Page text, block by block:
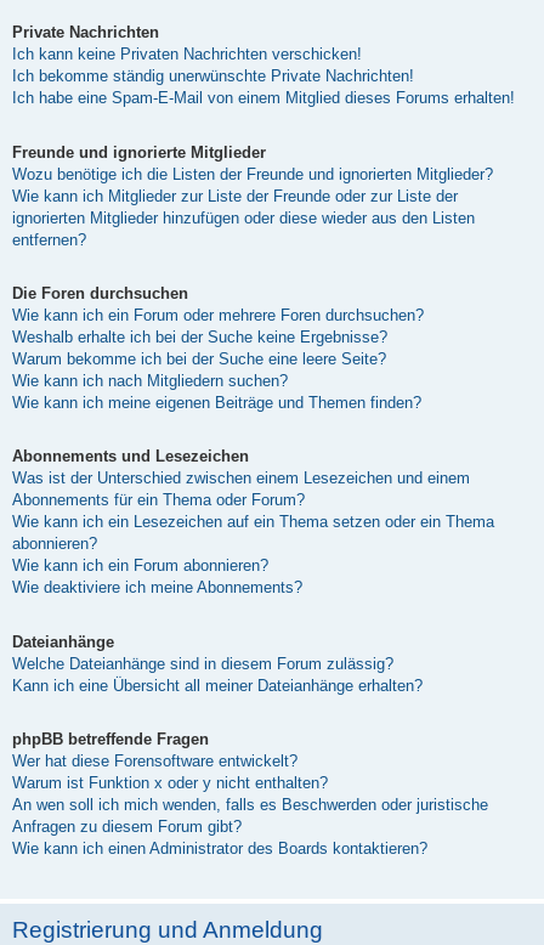
Private Nachrichten
Ich kann keine Privaten Nachrichten verschicken!
Ich bekomme ständig unerwünschte Private Nachrichten!
Ich habe eine Spam-E-Mail von einem Mitglied dieses Forums erhalten!
Freunde und ignorierte Mitglieder
Wozu benötige ich die Listen der Freunde und ignorierten Mitglieder?
Wie kann ich Mitglieder zur Liste der Freunde oder zur Liste der
ignorierten Mitglieder hinzufügen oder diese wieder aus den Listen
entfernen?
Die Foren durchsuchen
Wie kann ich ein Forum oder mehrere Foren durchsuchen?
Weshalb erhalte ich bei der Suche keine Ergebnisse?
Warum bekomme ich bei der Suche eine leere Seite?
Wie kann ich nach Mitgliedern suchen?
Wie kann ich meine eigenen Beiträge und Themen finden?
Abonnements und Lesezeichen
Was ist der Unterschied zwischen einem Lesezeichen und einem
Abonnements für ein Thema oder Forum?
Wie kann ich ein Lesezeichen auf ein Thema setzen oder ein Thema
abonnieren?
Wie kann ich ein Forum abonnieren?
Wie deaktiviere ich meine Abonnements?
Dateianhänge
Welche Dateianhänge sind in diesem Forum zulässig?
Kann ich eine Übersicht all meiner Dateianhänge erhalten?
phpBB betreffende Fragen
Wer hat diese Forensoftware entwickelt?
Warum ist Funktion x oder y nicht enthalten?
An wen soll ich mich wenden, falls es Beschwerden oder juristische
Anfragen zu diesem Forum gibt?
Wie kann ich einen Administrator des Boards kontaktieren?
Registrierung und Anmeldung